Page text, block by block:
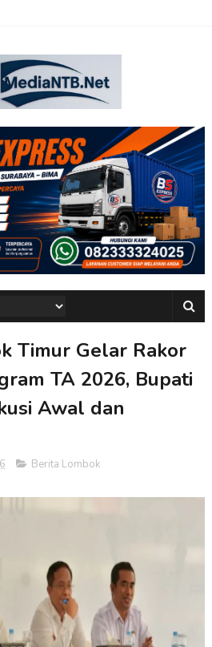
Timur Gelar Rakor
TA 2026, Bupati
Awal dan
Berita Lombok